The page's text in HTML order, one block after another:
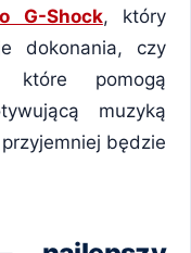
G-Shock, który
dokonania, czy
które pomogą
muzyką
będzie